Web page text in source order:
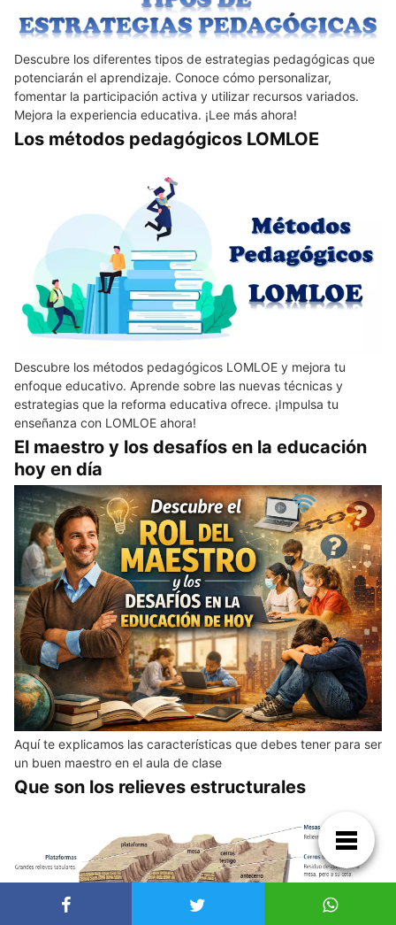
Descubre los diferentes tipos de estrategias pedagógicas que
potenciarán el aprendizaje. Conoce cómo personalizar,
fomentar la participación activa y utilizar recursos variados.
Mejora la experiencia educativa. ¡Lee más ahora!
Los métodos pedagógicos LOMLOE
Descubre los métodos pedagógicos LOMLOE y mejora tu
enfoque educativo. Aprende sobre las nuevas técnicas y
estrategias que la reforma educativa ofrece. ¡Impulsa tu
enseñanza con LOMLOE ahora!
El maestro y los desafíos en la educación
hoy en día
Aquí te explicamos las características que debes tener para ser
un buen maestro en el aula de clase
Que son los relieves estructurales